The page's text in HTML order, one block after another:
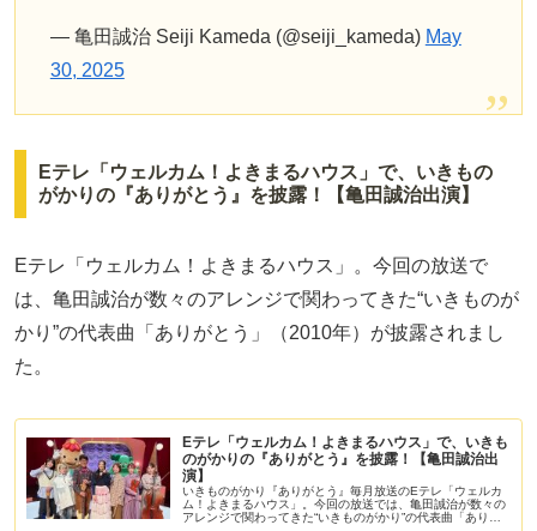
— 亀田誠治 Seiji Kameda (@seiji_kameda) May
30, 2025
Eテレ「ウェルカム！よきまるハウス」で、いきもの
がかりの『ありがとう』を披露！【亀田誠治出演】
Eテレ「ウェルカム！よきまるハウス」。今回の放送で
は、亀田誠治が数々のアレンジで関わってきた“いきものが
かり”の代表曲「ありがとう」（2010年）が披露されまし
た。
Eテレ「ウェルカム！よきまるハウス」で、いきも
のがかりの『ありがとう』を披露！【亀田誠治出
演】
いきものがかり『ありがとう』毎月放送のEテレ「ウェルカ
ム！よきまるハウス」。今回の放送では、亀田誠治が数々の
アレンジで関わってきた“いきものがかり”の代表曲「ありが